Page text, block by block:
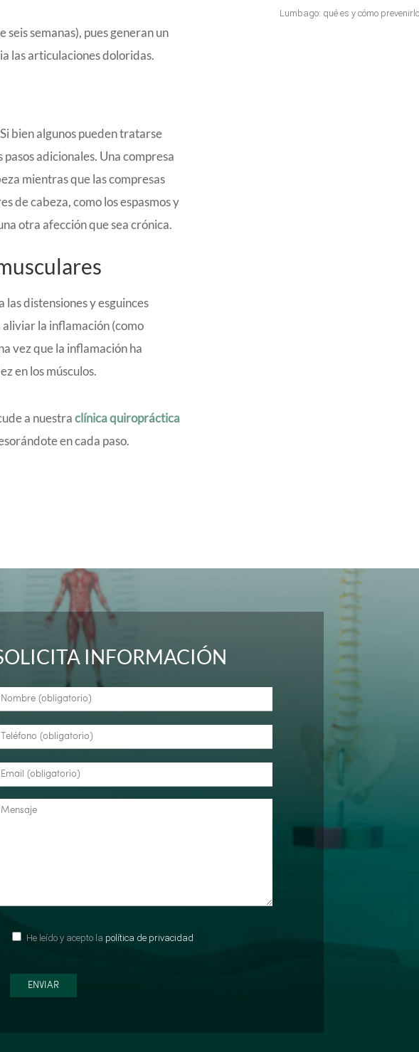
seis semanas), pues generan un
las articulaciones doloridas.
bien algunos pueden tratarse
adicionales. Una compresa
mientras que las compresas
de cabeza, como los espasmos y
otra afección que sea crónica.
distensiones y esguinces
aliviar la inflamación (como
vez que la inflamación ha
en los músculos.
a nuestraclínica quiropráctica
en cada paso.
Lumbago: qué es y cómo prevenirlo
INFORMACIÓN
He leído y acepto la política de privacidad